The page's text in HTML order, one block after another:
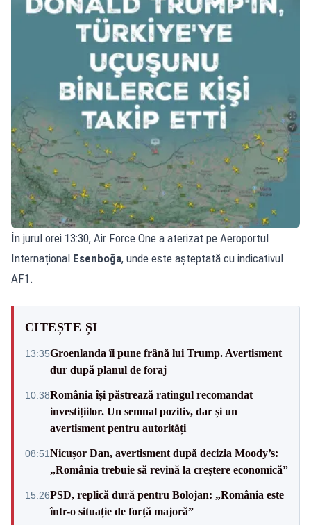
În jurul orei 13:30, Air Force One a aterizat pe Aeroportul
Internațional Esenboğa, unde este așteptată cu indicativul
AF1.
CITEȘTE ȘI
13:35Groenlanda îi pune frână lui Trump. Avertisment
dur după planul de foraj
10:38România își păstrează ratingul recomandat
investițiilor. Un semnal pozitiv, dar și un
avertisment pentru autorități
08:51Nicușor Dan, avertisment după decizia Moody’s:
„România trebuie să revină la creștere economică”
15:26PSD, replică dură pentru Bolojan: „România este
într-o situație de forță majoră”